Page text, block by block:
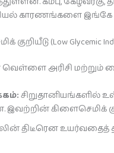
காரணங்களை
(Low Glycemic
அரிசி மற்றும்
சிறுதானியங்களில்
இவற்றின் கிளைசெமிக்
திடீரென உயர்வதைத்